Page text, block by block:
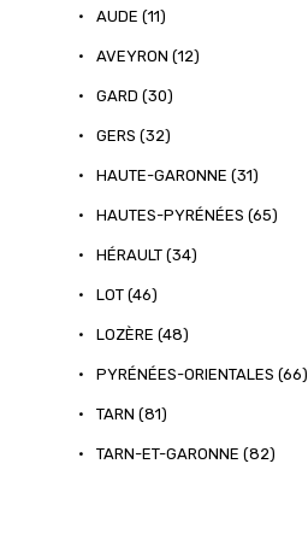
• AUDE (11)
• AVEYRON (12)
• GARD (30)
• GERS (32)
• HAUTE-GARONNE (31)
• HAUTES-PYRÉNÉES (65)
• HÉRAULT (34)
• LOT (46)
• LOZÈRE (48)
• PYRÉNÉES-ORIENTALES (66)
• TARN (81)
• TARN-ET-GARONNE (82)